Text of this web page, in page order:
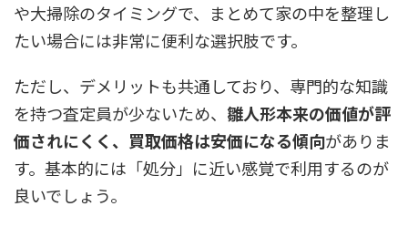
や大掃除のタイミングで、まとめて家の中を整理し
たい場合には非常に便利な選択肢です。
ただし、デメリットも共通しており、専門的な知識
を持つ査定員が少ないため、 雛人形本来の価値が評
価されにくく、買取価格は安価になる傾向がありま
す。基本的には「処分」に近い感覚で利用するのが
良いでしょう。